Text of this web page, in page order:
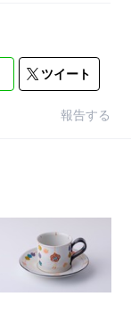
ツイート
報告する